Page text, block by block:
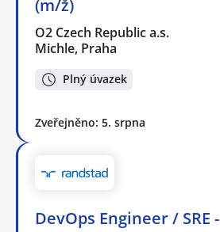
(m/ž)
O2 Czech Republic a.s.
Michle, Praha
Plný úvazek
Zveřejněno: 5. srpna
DevOps Engineer / SRE -